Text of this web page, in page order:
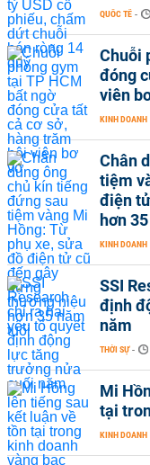
QUỐC TẾ -
Chuỗi
đóng
viên
KINH DOANH
Chân
tiệm
điện
hơn
KINH DOANH
SSI
định
năm
THỜI SỰ -
Mi
tại
KINH DOANH